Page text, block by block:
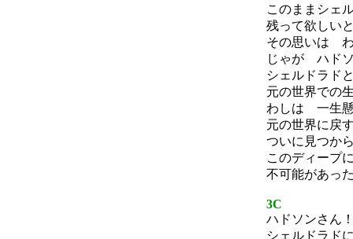
このままシェ
残って欲しい
その思いは
じゃが ハド
シェルドラド
元の世界での
わしは 一生
元の世界に戻
ついに見つ
このディープ
不可能があっ
3C
ハドソンさん
シェルドラド